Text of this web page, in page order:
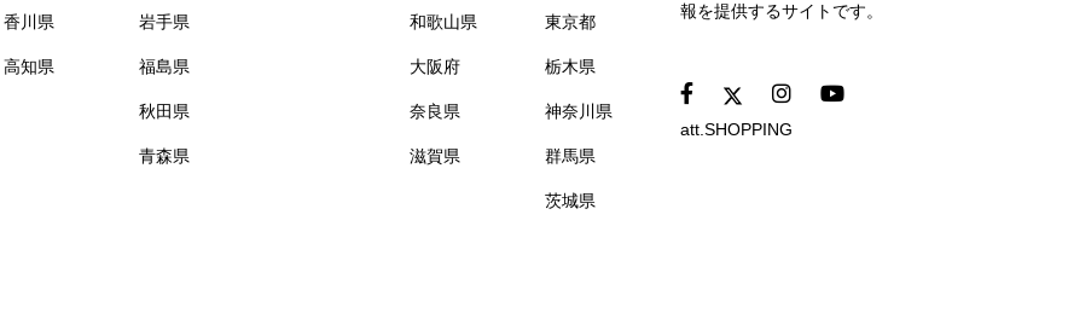
香川県
高知県
岩手県
福島県
秋田県
青森県
和歌山県
大阪府
奈良県
滋賀県
東京都
栃木県
神奈川県
群馬県
茨城県
報を提供するサイトです。
att.SHOPPING